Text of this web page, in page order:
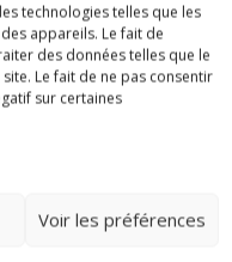
technologies telles que les
appareils. Le fait de
des données telles que le
Le fait de ne pas consentir
sur certaines
Voir les préférences
Conseil